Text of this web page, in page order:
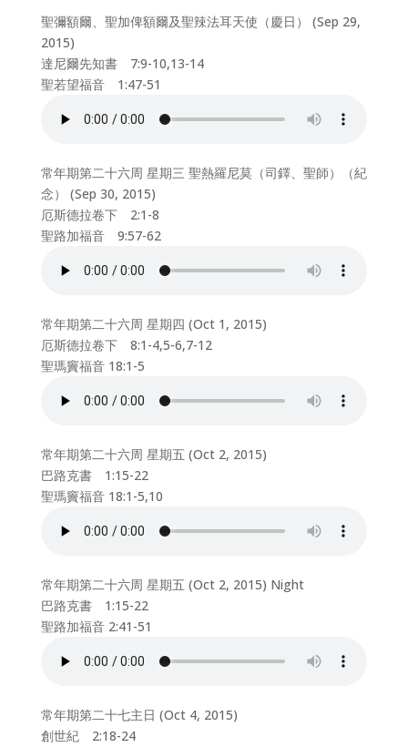
聖彌額爾、聖加俾額爾及聖辣法耳天使（慶日） (Sep 29,
2015)
達尼爾先知書 7:9-10,13-14
聖若望福音 1:47-51
常年期第二十六周 星期三 聖熱羅尼莫（司鐸、聖師）（紀
念） (Sep 30, 2015)
厄斯德拉卷下 2:1-8
聖路加福音 9:57-62
常年期第二十六周 星期四 (Oct 1, 2015)
厄斯德拉卷下 8:1-4,5-6,7-12
聖瑪竇福音 18:1-5
常年期第二十六周 星期五 (Oct 2, 2015)
巴路克書 1:15-22
聖瑪竇福音 18:1-5,10
常年期第二十六周 星期五 (Oct 2, 2015) Night
巴路克書 1:15-22
聖路加福音 2:41-51
常年期第二十七主日 (Oct 4, 2015)
創世紀 2:18-24